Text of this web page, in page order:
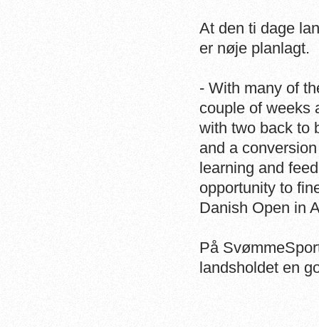
At den ti dage
er nøje planlagt.
- With many of
couple of weeks
with two back to
and a
learning and
opportunity to
Danish Open in
På
landsholdet en